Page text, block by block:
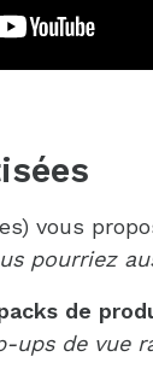
vous
pourriez
de
ups de vue